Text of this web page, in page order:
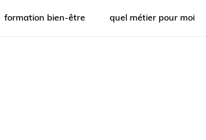
formation bien-être quel métier pour moi